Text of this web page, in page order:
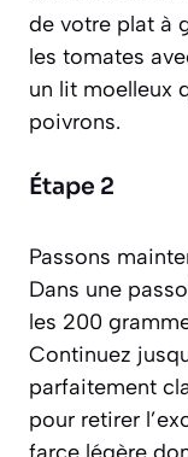
de votre plat à
les tomates
un lit moelleux
poivrons.
Étape 2
Passons
Dans une
les 200
Continuez
parfaitement
pour retirer